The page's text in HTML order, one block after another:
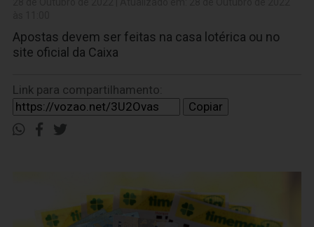
Apostas devem ser feitas na casa lotérica ou no
site oficial da Caixa
Link para compartilhamento:
Copiar